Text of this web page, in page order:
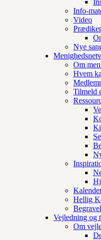
Info-
Video
Nye
Om
Hvem
Tilmeld
Hellig
Vejledning og
Om